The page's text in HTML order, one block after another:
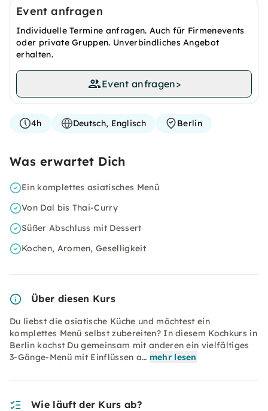
Event anfragen
Individuelle Termine anfragen. Auch für Firmenevents
oder private Gruppen. Unverbindliches Angebot
erhalten.
Event anfragen>
4h Deutsch, Englisch Berlin
Was erwartet Dich
Ein komplettes asiatisches Menü
Von Dal bis Thai-Curry
Süßer Abschluss mit Dessert
Kochen, Aromen, Geselligkeit
Über diesen Kurs
Du liebst die asiatische Küche und möchtest ein
komplettes Menü selbst zubereiten? In diesem Kochkurs in
Berlin kochst Du gemeinsam mit anderen ein vielfältiges
3-Gänge-Menü mit Einflüssen a… mehr lesen
Wie läuft der Kurs ab?